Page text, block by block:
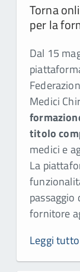
Torna
per la
Dal 15
Medici
titolo
medici e
La
fornitore
Leggi